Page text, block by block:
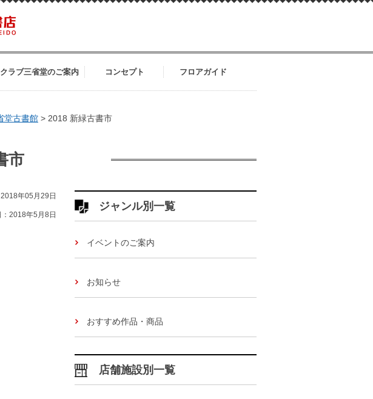
クラブ三省堂のご案内 コンセプト フロアガイド
堂古書館 > 2018 新緑古書市
市
年05月29日
：2018年5月8日
ジャンル別一覧
イベントのご案内
お知らせ
おすすめ作品・商品
店舗施設別一覧